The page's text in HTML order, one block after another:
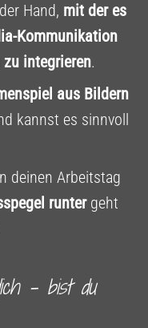
Hand, mit der es
Kommunikation
integrieren.
aus Bildern
kannst es sinnvoll
deinen Arbeitstag
runtergeht
– bist du